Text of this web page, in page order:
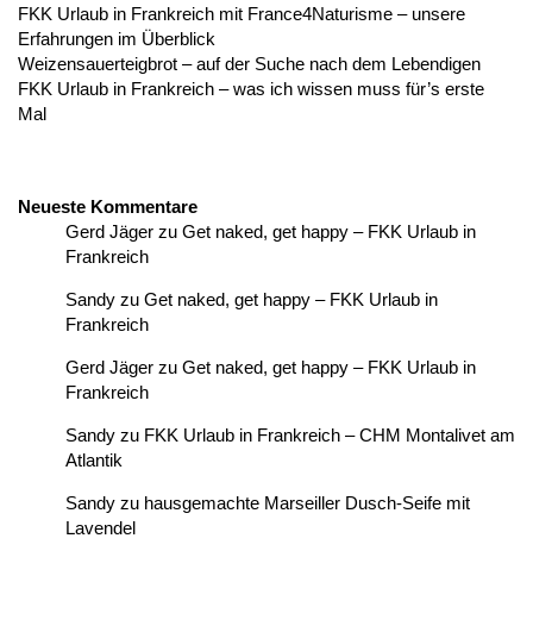
FKK Urlaub in Frankreich mit France4Naturisme – unsere
Erfahrungen im Überblick
Weizensauerteigbrot – auf der Suche nach dem Lebendigen
FKK Urlaub in Frankreich – was ich wissen muss für’s erste
Mal
Neueste Kommentare
Gerd Jäger zu Get naked, get happy – FKK Urlaub in
Frankreich
Sandy zu Get naked, get happy – FKK Urlaub in
Frankreich
Gerd Jäger zu Get naked, get happy – FKK Urlaub in
Frankreich
Sandy zu FKK Urlaub in Frankreich – CHM Montalivet am
Atlantik
Sandy zu hausgemachte Marseiller Dusch-Seife mit
Lavendel